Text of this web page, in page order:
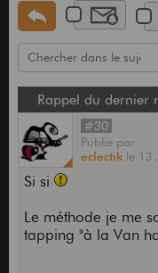
Rappel du dernier
#30
Publié par
eclectik le 13
Si si
Le méthode je me
tapping "à la Van